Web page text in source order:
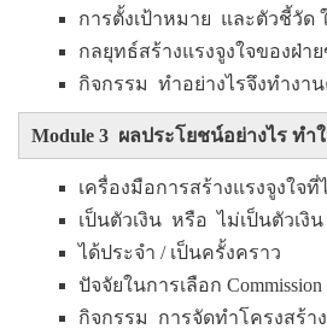
การตั้งเป้าหมาย และตัวชี้วัด
กลยุทธ์สร้างแรงจูงใจของฝ่า
กิจกรรม ทำอย่างไรจึงทำงา
Module 3 ผลประโยชน์อย่างไร ท
เครื่องมือการสร้างแรงจูงใจที่
เป็นตัวเงิน หรือ ไม่เป็นตัวเงิน
ได้ประจำ / เป็นครั้งคราว
ปัจจัยในการเลือก
กิจกรรม การจัดทำโครงสร้า